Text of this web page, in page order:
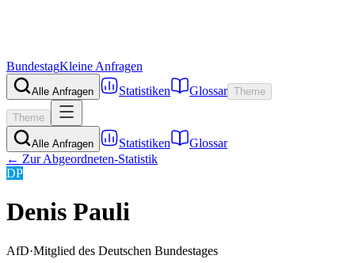
BundestagKleine Anfragen
Alle Anfragen Statistiken Glossar Theme
Theme
Alle Anfragen Statistiken
Glossar
← Zur Abgeordneten-Statistik
DP
Denis Pauli
AfD·Mitglied des Deutschen Bundestages